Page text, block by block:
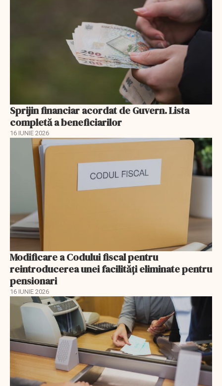
Sprijin financiar acordat de Guvern. Lista
completă a beneficiarilor
16 IUNIE 2026
Modificare a Codului fiscal pentru
reintroducerea unei facilități eliminate pentru
pensionari
16 IUNIE 2026